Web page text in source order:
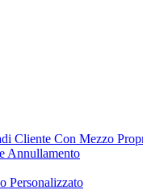
Cliente Con Mezzo
Annullamento
Personalizzato